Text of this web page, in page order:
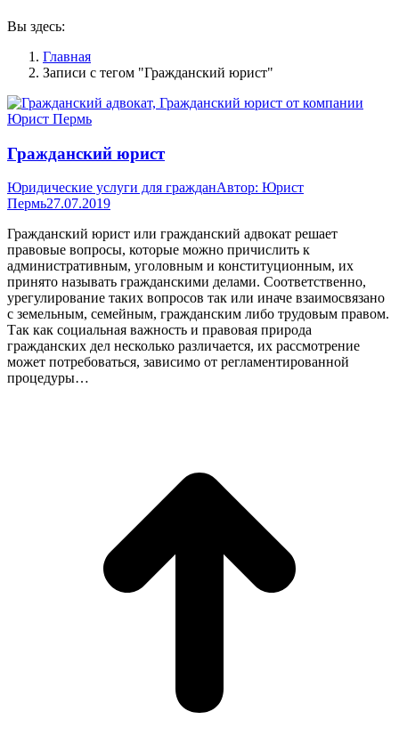
Вы здесь:
Главная
Записи с тегом "Гражданский юрист"
Гражданский юрист
Юридические услуги для гражданАвтор: Юрист
Пермь27.07.2019
Гражданский юрист или гражданский адвокат решает
правовые вопросы, которые можно причислить к
административным, уголовным и конституционным, их
принято называть гражданскими делами. Соответственно,
урегулирование таких вопросов так или иначе взаимосвязано
с земельным, семейным, гражданским либо трудовым правом.
Так как социальная важность и правовая природа
гражданских дел несколько различается, их рассмотрение
может потребоваться, зависимо от регламентированной
процедуры…